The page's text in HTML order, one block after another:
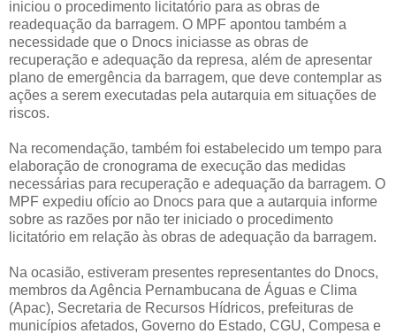
iniciou o procedimento licitatório para as obras de
readequação da barragem. O MPF apontou também a
necessidade que o Dnocs iniciasse as obras de
recuperação e adequação da represa, além de apresentar
plano de emergência da barragem, que deve contemplar as
ações a serem executadas pela autarquia em situações de
riscos.
Na recomendação, também foi estabelecido um tempo para
elaboração de cronograma de execução das medidas
necessárias para recuperação e adequação da barragem. O
MPF expediu ofício ao Dnocs para que a autarquia informe
sobre as razões por não ter iniciado o procedimento
licitatório em relação às obras de adequação da barragem.
Na ocasião, estiveram presentes representantes do Dnocs,
membros da Agência Pernambucana de Águas e Clima
(Apac), Secretaria de Recursos Hídricos, prefeituras de
municípios afetados, Governo do Estado, CGU, Compesa e